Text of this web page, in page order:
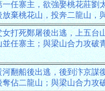
任寨主，欲強娶桃花莊劉
棄桃花山，投奔二龍山，
打死鄭屠後出逃，上五台
任寨主；與梁山合力攻破
翻船後出逃，後到汴京謀
佔二龍山；與梁山合力攻